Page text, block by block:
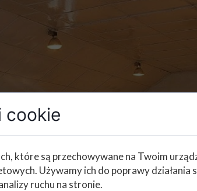
cookie
które są przechowywane na Twoim
Używamy ich do poprawy działania
ruchu na stronie.